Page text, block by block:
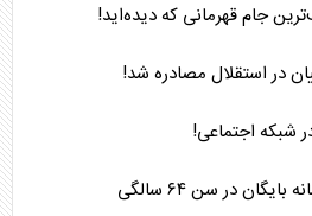
جام قهرمانی که دیده‌اید!
در استقلال مصادره شد!
در سن ۶۴ سالگی